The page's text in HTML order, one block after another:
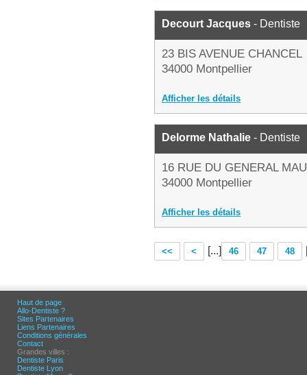
Decourt Jacques - Dentiste
23 BIS AVENUE CHANCEL
34000 Montpellier
Afficher les détails
Delorme Nathalie - Dentiste
16 RUE DU GENERAL
34000 Montpellier
Afficher les détails
<< < [...] 46 47 48
Haut de page
Allo-Dentiste ?
Sites Partenaires
Liens Partenaires
Conditions générales
Contact
Grandes villes :
Dentiste Paris
Dentiste Lyon